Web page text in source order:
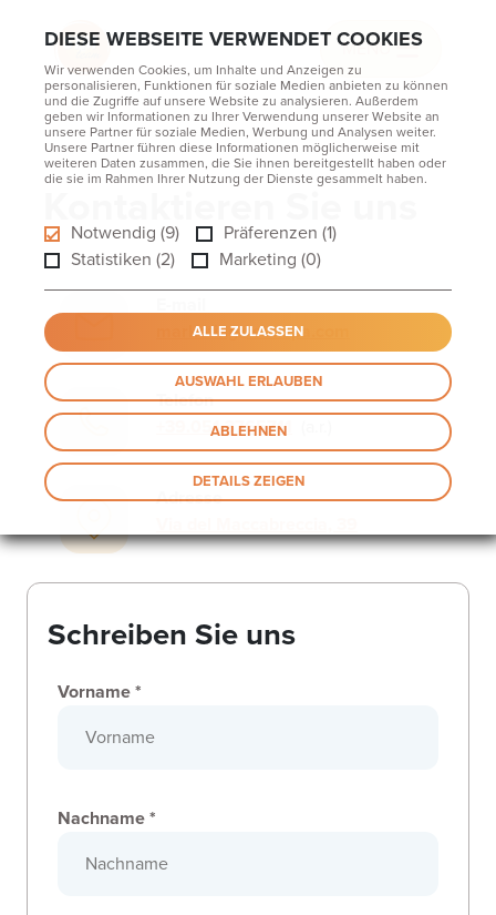
DIESE WEBSEITE VERWENDET COOKIES
Wir verwenden Cookies, um Inhalte und Anzeigen zu
personalisieren, Funktionen für soziale Medien anbieten zu können
und die Zugriffe auf unsere Website zu analysieren. Außerdem
geben wir Informationen zu Ihrer Verwendung unserer Website an
unsere Partner für soziale Medien, Werbung und Analysen weiter.
Unsere Partner führen diese Informationen möglicherweise mit
weiteren Daten zusammen, die Sie ihnen bereitgestellt haben oder
die sie im Rahmen Ihrer Nutzung der Dienste gesammelt haben.
Notwendig (9)
Präferenzen (1)
Statistiken (2)
Marketing (0)
ALLE ZULASSEN
AUSWAHL ERLAUBEN
ABLEHNEN
DETAILS ZEIGEN
MENU
Kontaktieren Sie uns
Schreiben Sie uns
Vorname *
Nachname *
marketing@stmspa.com
Telefon
+39.051.3765711
Adresse